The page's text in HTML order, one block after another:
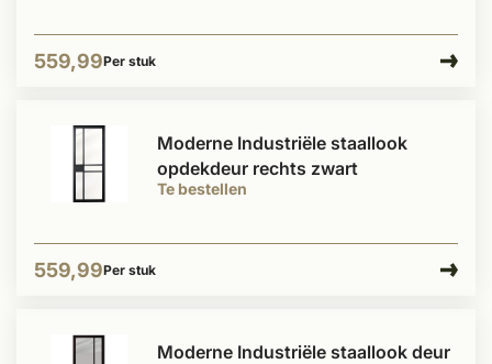
559,99Per stuk
Te bestellen
Moderne Industriële staallook
opdekdeur rechts zwart
559,99Per stuk
Moderne Industriële staallook deur